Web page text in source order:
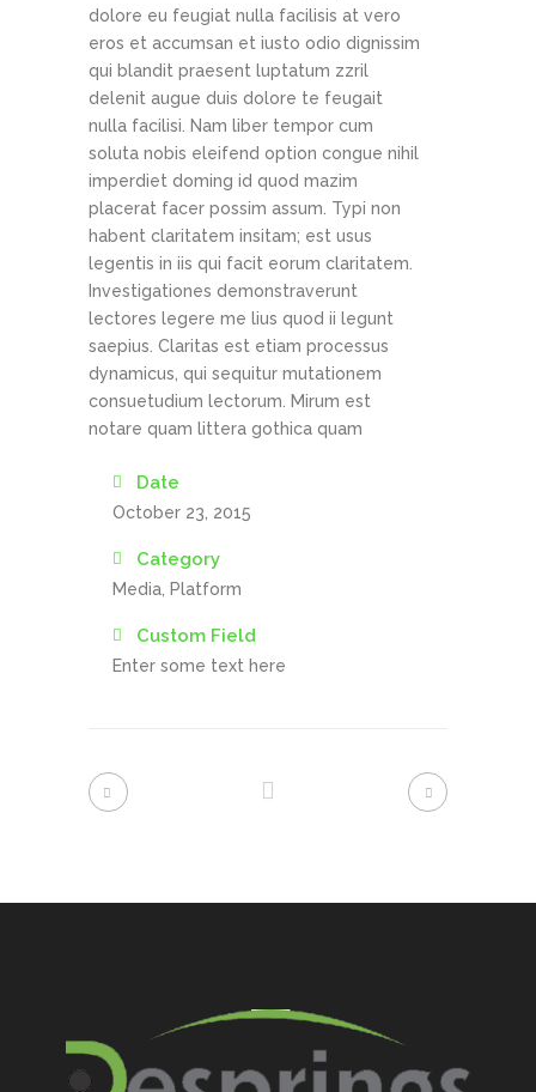
dolore eu feugiat nulla facilisis at vero
eros et accumsan et iusto odio dignissim
qui blandit praesent luptatum zzril
delenit augue duis dolore te feugait
nulla facilisi. Nam liber tempor cum
soluta nobis eleifend option congue nihil
imperdiet doming id quod mazim
placerat facer possim assum. Typi non
habent claritatem insitam; est usus
legentis in iis qui facit eorum claritatem.
Investigationes demonstraverunt
lectores legere me lius quod ii legunt
saepius. Claritas est etiam processus
dynamicus, qui sequitur mutationem
consuetudium lectorum. Mirum est
notare quam littera gothica quam
Date
October 23, 2015
Category
Media, Platform
Custom Field
Enter some text here